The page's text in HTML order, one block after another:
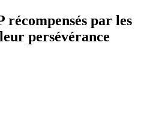
récompensés par les
persévérance